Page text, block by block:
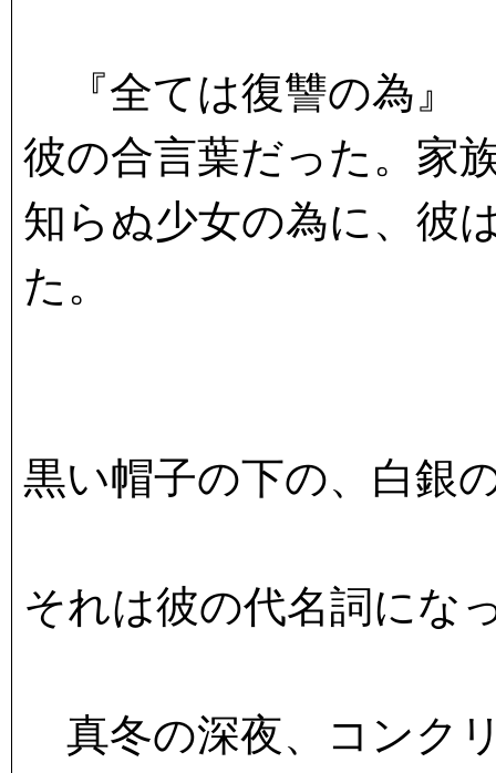
『全ては復讐の為』
彼の合言葉だった。家
知らぬ少女の為に、彼
た。
黒い帽子の下の、白銀
それは彼の代名詞にな
真冬の深夜、コンク